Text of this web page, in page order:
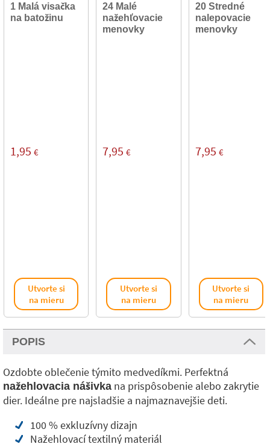
1 Malá visačka
na batožinu
1,95 €
Utvorte si
na mieru
24 Malé
nažehľovacie
menovky
7,95 €
Utvorte si
na mieru
20 Stredné
nalepovacie
menovky
7,95 €
Utvorte si
na mieru
POPIS
Ozdobte oblečenie týmito medvedíkmi. Perfektná
nažehlovacia nášivka na prispôsobenie alebo zakrytie
dier. Ideálne pre najsladšie a najmaznavejšie deti.
100 % exkluzívny dizajn
Nažehlovací textilný materiál